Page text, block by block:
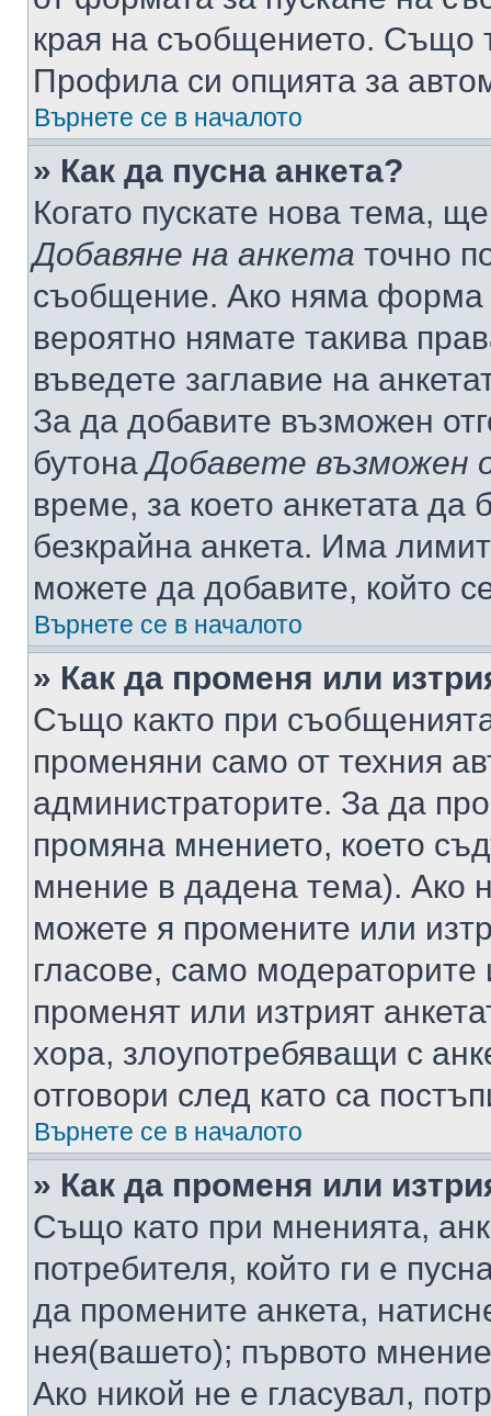
края на съобщението. Също
Профила си опцията за
Върнете се в началото
» Как да пусна анкета?
Когато пускате нова тема,
Добавяне на анкета точно
съобщение. Ако няма форма
вероятно нямате такива
въведете заглавие на
За да добавите възможен
бутонаДобавете възможен
време, за което анкетата да
безкрайна анкета. Има
можете да добавите, който
Върнете се в началото
» Как да променя или
Също както при
променяни само от техния
администраторите. За да
промяна мнението, което
мнение в дадена тема). Ако
можете я промените или
гласове, само
променят или изтрият
хора, злоупотребяващи с
отговори след като са
Върнете се в началото
» Как да променя или
Също като при мненията,
потребителя, който ги е
да промените анкета,
нея(вашето); първото
Ако никой не е гласувал,